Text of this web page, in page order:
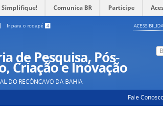
Simplifique! Comunica BR Participe
Ir para o rodapé 4
de Pesquisa, Pós-
Criação e Inovação
DO RECÔNCAVO DA BAHIA
Fale